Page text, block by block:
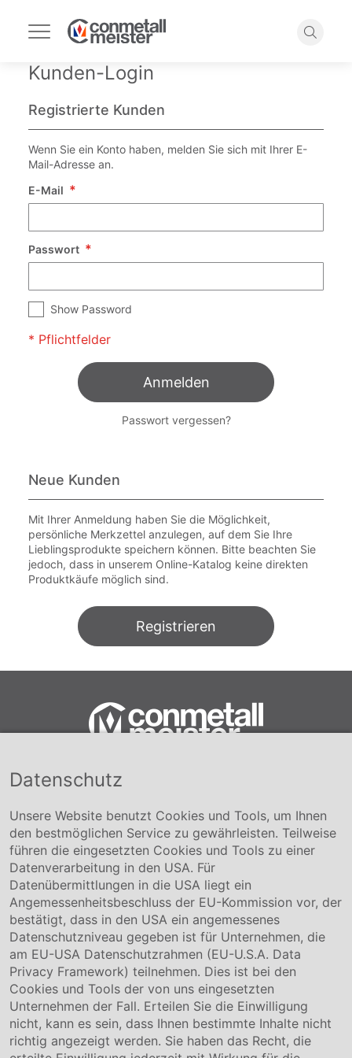
Navigation
umschalten
Suche
Kunden-Login
Registrierte Kunden
Wenn Sie ein Konto haben, melden Sie sich mit Ihrer E-
Mail-Adresse an.
E-Mail
Passwort
Show Password
Anmelden
Passwort vergessen?
Neue Kunden
Mit Ihrer Anmeldung haben Sie die Möglichkeit,
persönliche Merkzettel anzulegen, auf dem Sie Ihre
Lieblingsprodukte speichern können. Bitte beachten Sie
jedoch, dass in unserem Online-Katalog keine direkten
Produktkäufe möglich sind.
Registrieren
Conmetall Meister GmbH
+49 5141-180
info@conmetallmeister.de
www.conmetallmeister.de
Unternehmen
Über uns
Compliance
Hinweisgebersystem
Karriere
Service & Kontakt
Kontakt
Downloads
Garantiebedingungen
Datenschutz
Unsere Website benutzt Cookies und Tools, um Ihnen
den bestmöglichen Service zu gewährleisten. Teilweise
führen die eingesetzten Cookies und Tools zu einer
Datenverarbeitung in den USA. Für
Datenübermittlungen in die USA liegt ein
Angemessenheitsbeschluss der EU-Kommission vor, der
bestätigt, dass in den USA ein angemessenes
Datenschutzniveau gegeben ist für Unternehmen, die
am EU-USA Datenschutzrahmen (EU-U.S.A. Data
Privacy Framework) teilnehmen. Dies ist bei den
Cookies und Tools der von uns eingesetzten
Unternehmen der Fall. Erteilen Sie die Einwilligung
nicht, kann es sein, dass Ihnen bestimmte Inhalte nicht
richtig angezeigt werden. Sie haben das Recht, die